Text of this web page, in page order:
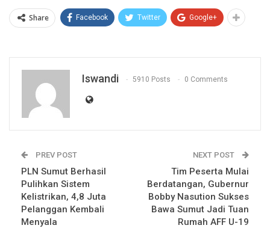
Share Facebook Twitter Google+
Iswandi 5910 Posts 0 Comments
PREV POST
PLN Sumut Berhasil
Pulihkan Sistem
Kelistrikan, 4,8 Juta
Pelanggan Kembali
Menyala
NEXT POST
Tim Peserta Mulai
Berdatangan, Gubernur
Bobby Nasution Sukses
Bawa Sumut Jadi Tuan
Rumah AFF U-19